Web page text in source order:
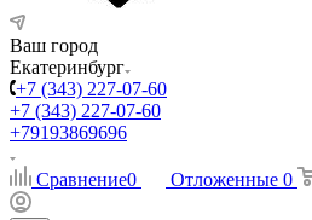
Ваш город
Екатеринбург
+7 (343) 227-07-60
+7 (343) 227-07-60
+79193869696
Сравнение0 Отложенные 0